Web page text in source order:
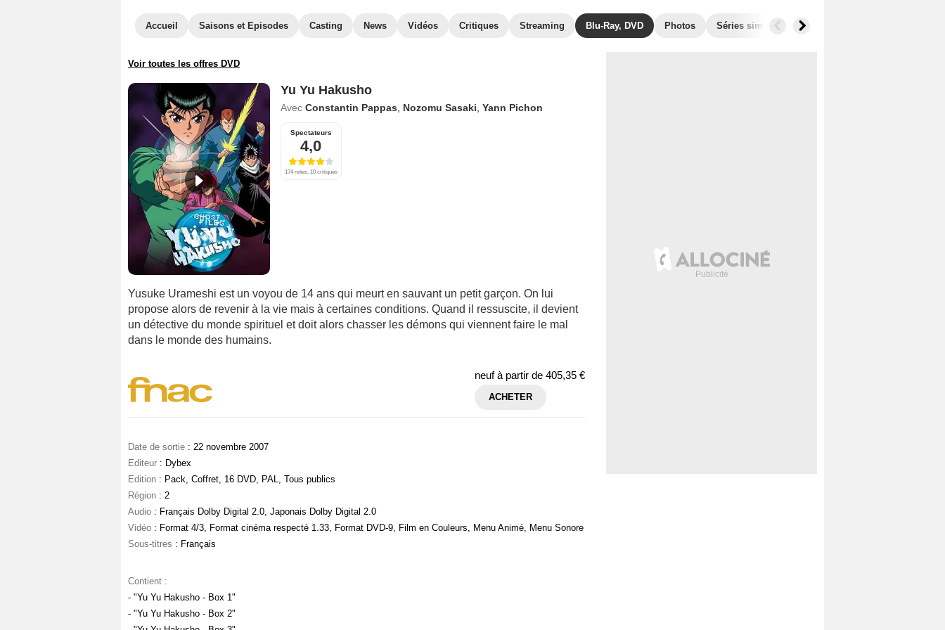
Accueil Saisons et Episodes Casting News Vidéos Critiques Streaming Blu-Ray, DVD Photos Séries similaires
Voir toutes les offres DVD
Yu Yu Hakusho
Avec Constantin Pappas Nozomu Sasaki Yann Pichon
Spectateurs
4,0
174 notes, 10 critiques
Yusuke Urameshi est un voyou de 14 ans qui meurt en sauvant un petit garçon. On lui
propose alors de revenir à la vie mais à certaines conditions. Quand il ressuscite, il devient
un détective du monde spirituel et doit alors chasser les démons qui viennent faire le mal
dans le monde des humains.
neuf à partir de 405,35 €
ACHETER
Date de sortie : 22 novembre 2007
Editeur : Dybex
Edition : Pack, Coffret, 16 DVD, PAL, Tous publics
Région : 2
Audio : Français Dolby Digital 2.0, Japonais Dolby Digital 2.0
Vidéo : Format 4/3, Format cinéma respecté 1.33, Format DVD-9, Film en Couleurs, Menu Animé, Menu Sonore
Sous-titres : Français
Contient :
- "Yu Yu Hakusho - Box 1"
- "Yu Yu Hakusho - Box 2"